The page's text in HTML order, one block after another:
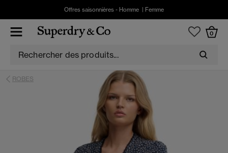
Offres saisonnières - Homme Femme
0
ROBES